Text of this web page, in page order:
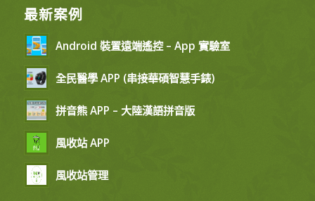
最新案例
Android 裝置遠端遙控 – App 實驗室
全民醫學 APP (串接華碩智慧手錶)
拼音熊 APP – 大陸漢語拼音版
風收站 APP
風收站管理